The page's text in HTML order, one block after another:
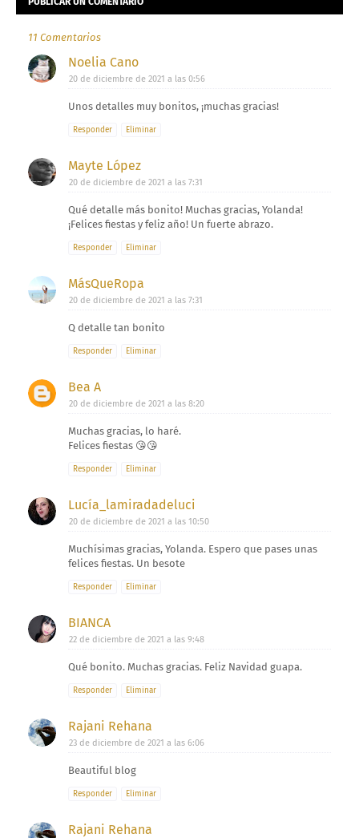
11 Comentarios
Noelia Cano
20 de diciembre de 2021 a las 0:56
Unos detalles muy bonitos, ¡muchas gracias!
Responder Eliminar
Mayte López
20 de diciembre de 2021 a las 7:31
Qué detalle más bonito! Muchas gracias, Yolanda!
¡Felices fiestas y feliz año! Un fuerte abrazo.
Responder Eliminar
MásQueRopa
20 de diciembre de 2021 a las 7:31
Q detalle tan bonito
Responder Eliminar
Bea A
20 de diciembre de 2021 a las 8:20
Muchas gracias, lo haré.
Felices fiestas 😘😘
Responder Eliminar
Lucía_lamiradadeluci
20 de diciembre de 2021 a las 10:50
Muchísimas gracias, Yolanda. Espero que pases unas
felices fiestas. Un besote
Responder Eliminar
BIANCA
22 de diciembre de 2021 a las 9:48
Qué bonito. Muchas gracias. Feliz Navidad guapa.
Responder Eliminar
Rajani Rehana
23 de diciembre de 2021 a las 6:06
Beautiful blog
Responder Eliminar
Rajani Rehana